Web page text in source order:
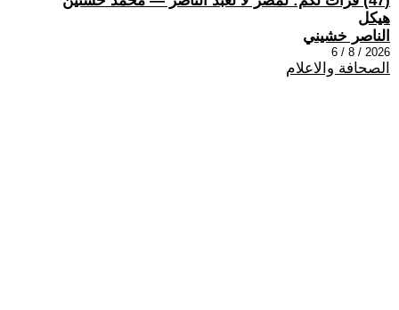
هيكل
الناصر خشيني
2026 / 8 / 6
الصحافة والاعلام